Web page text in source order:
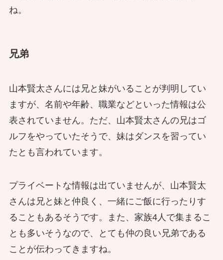
ね。
兄弟
山本賢太さんには兄と妹がいることが判明してい
ますが、名前や年齢、職業などといった情報は公
表されていません。ただ、山本賢太さんの兄はゴ
ルフをやっていたそうで、妹はダンスを習ってい
たとも言われています。
プライベートな情報は出ていませんが、山本賢太
さんは兄と妹と仲良く、一緒にご飯に行ったりす
ることもあるそうです。また、家族4人で集まるこ
とも多いそうなので、とても仲の良い兄弟である
ことが伝わってきますね。